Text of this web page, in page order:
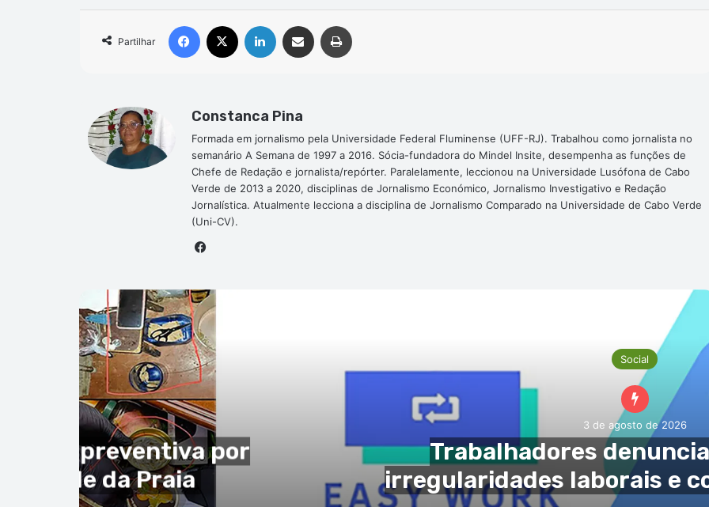
Partilhar
Facebook Linkedin Compartilhar via e-mail
Constanca Pina
Formada em jornalismo pela Universidade Federal Fluminense (UFF-RJ). Trabalhou como jornalista no
semanário A Semana de 1997 a 2016. Sócia-fundadora do Mindel Insite, desempenha as funções de
Chefe de Redação e jornalista/repórter. Paralelamente, leccionou na Universidade Lusófona de Cabo
Verde de 2013 a 2020, disciplinas de Jornalismo Económico, Jornalismo Investigativo e Redação
Jornalística. Atualmente lecciona a disciplina de Jornalismo Comparado na Universidade de Cabo Verde
(Uni-CV).
alegadas
e contributivas em